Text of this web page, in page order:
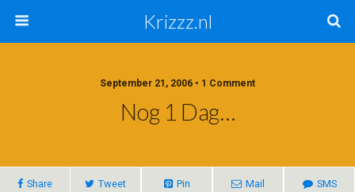
Krizzz.nl
September 21, 2006 • 1 Comment
Nog 1 Dag…
Share Tweet Pin Mail SMS